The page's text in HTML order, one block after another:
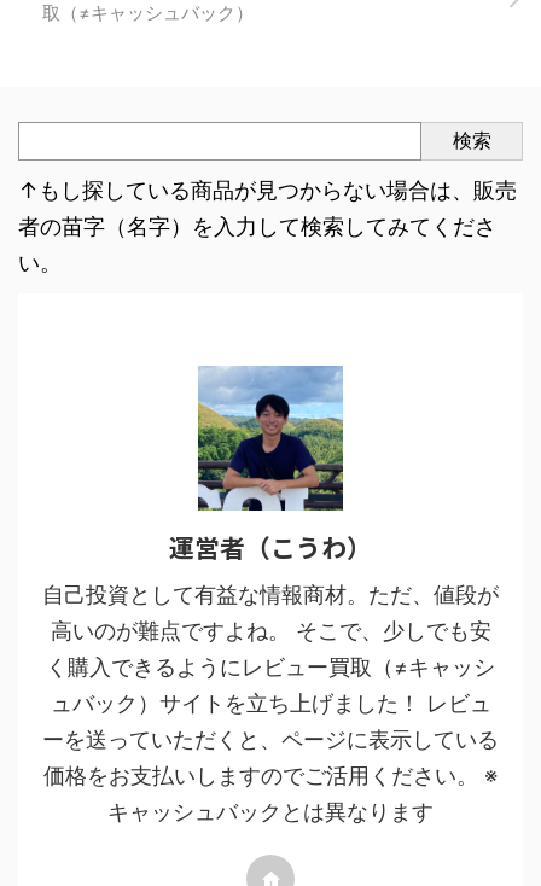
取（≠キャッシュバック）
検索
↑もし探している商品が見つからない場合は、販売
者の苗字（名字）を入力して検索してみてくださ
い。
運営者（こうわ）
自己投資として有益な情報商材。ただ、値段が
高いのが難点ですよね。 そこで、少しでも安
く購入できるようにレビュー買取（≠キャッシ
ュバック）サイトを立ち上げました！ レビュ
ーを送っていただくと、ページに表示している
価格をお支払いしますのでご活用ください。 ※
キャッシュバックとは異なります